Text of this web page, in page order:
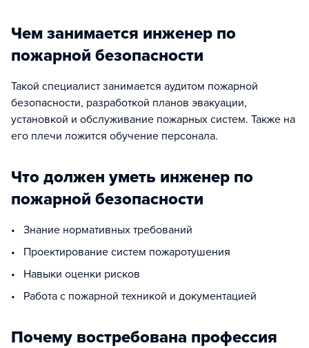
Чем занимается инженер по
пожарной безопасности
Такой специалист занимается аудитом пожарной
безопасности, разработкой планов эвакуации,
установкой и обслуживание пожарных систем. Также на
его плечи ложится обучение персонала.
Что должен уметь инженер по
пожарной безопасности
• Знание нормативных требований
• Проектирование систем пожаротушения
• Навыки оценки рисков
• Работа с пожарной техникой и документацией
Почему востребована профессия